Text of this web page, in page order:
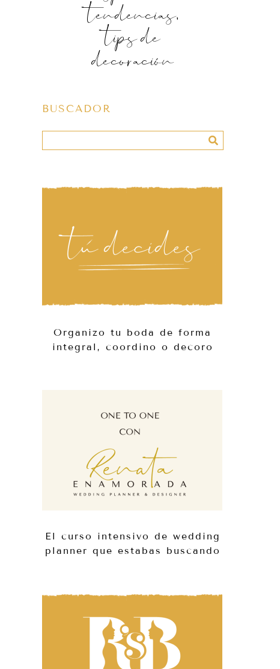
tendencias,
tips de
decoración
BUSCADOR
Organizo tu boda de forma
integral, coordino o decoro
El curso intensivo de wedding
planner que estabas buscando